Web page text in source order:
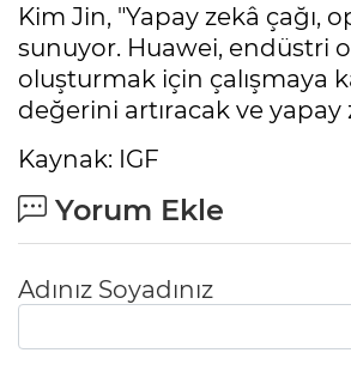
Kim Jin, "Yapay zekâ çağı,
sunuyor. Huawei, endüstri
oluşturmak için çalışmaya
değerini artıracak ve
Kaynak: IGF
Yorum Ekle
Adınız Soyadınız